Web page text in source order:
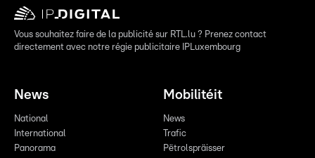
Vous souhaitez faire de la publicité sur RTL.lu ? Prenez contact
directement avec notre régie publicitaire IPLuxembourg
News
National
International
Panorama
Mobilitéit
News
Trafic
Pëtrolspräisser